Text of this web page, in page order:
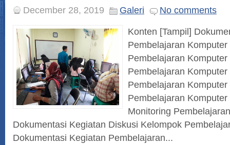
December 28, 2019 Galeri
No comments
Konten [Tampil]
Pembelajaran
Pembelajaran
Pembelajaran
Pembelajaran
Pembelajaran
Monitoring
Dokumentasi Kegiatan Diskusi Kelompok
Dokumentasi Kegiatan Pembelajaran...